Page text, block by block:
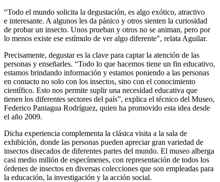
“Todo el mundo solicita la degustación, es algo exótico, atractivo
e interesante. A algunos les da pánico y otros sienten la curiosidad
de probar un insecto. Unos prueban y otros no se animan, pero por
lo menos existe ese estímulo de ver algo diferente", relata Aguilar.
Precisamente, degustar es la clave para captar la atención de las
personas y enseñarles. “Todo lo que hacemos tiene un fin educativo,
estamos brindando información y estamos poniendo a las personas
en contacto no solo con los insectos, sino con el conocimiento
científico. Esto nos permite suplir una necesidad educativa que
tienen los diferentes sectores del país”, explica el técnico del Museo,
Federico Paniagua Rodríguez, quien ha promovido esta idea desde
el año 2009.
Dicha experiencia complementa la clásica visita a la sala de
exhibición, donde las personas pueden apreciar gran variedad de
insectos disecados de diferentes partes del mundo. El museo alberga
casi medio millón de especímenes, con representación de todos los
órdenes de insectos en diversas colecciones que son empleadas para
la educación, la investigación y la acción social.